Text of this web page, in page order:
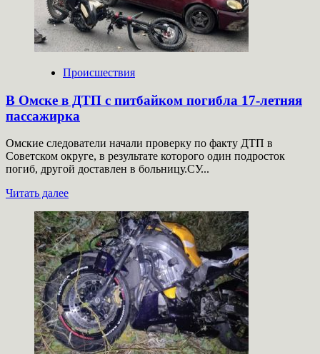
Происшествия
В Омске в ДТП с питбайком погибла 17-летняя
пассажирка
Омские следователи начали проверку по факту ДТП в
Советском округе, в результате которого один подросток
погиб, другой доставлен в больницу.СУ...
Читать далееПрочитать
о
В
Омске
в
ДТП
с
питбайком
погибла
17-
летняя
пассажирка